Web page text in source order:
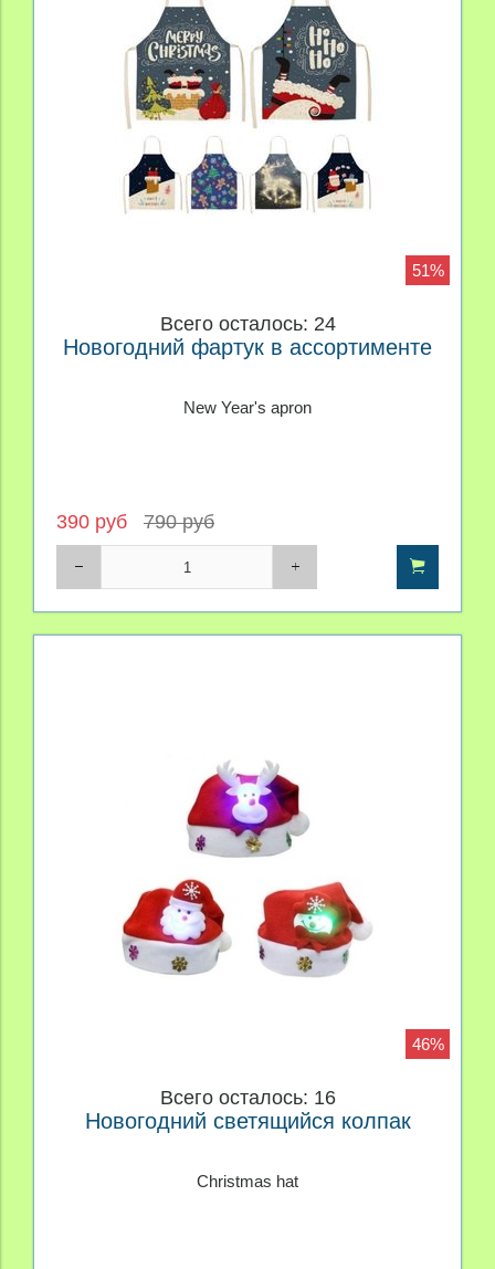
51%
Всего осталось: 24
Новогодний фартук в ассортименте
New Year's apron
390 руб 790 руб
46%
Всего осталось: 16
Новогодний светящийся колпак
Сhristmas hat